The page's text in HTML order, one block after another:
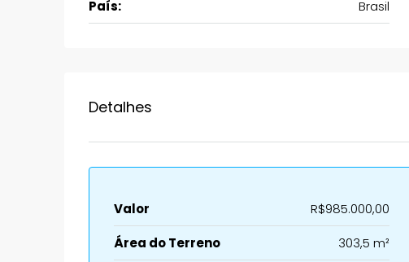
País:
Brasil
Detalhes
Valor R$985.000,00
Área do Terreno
303,5 m²